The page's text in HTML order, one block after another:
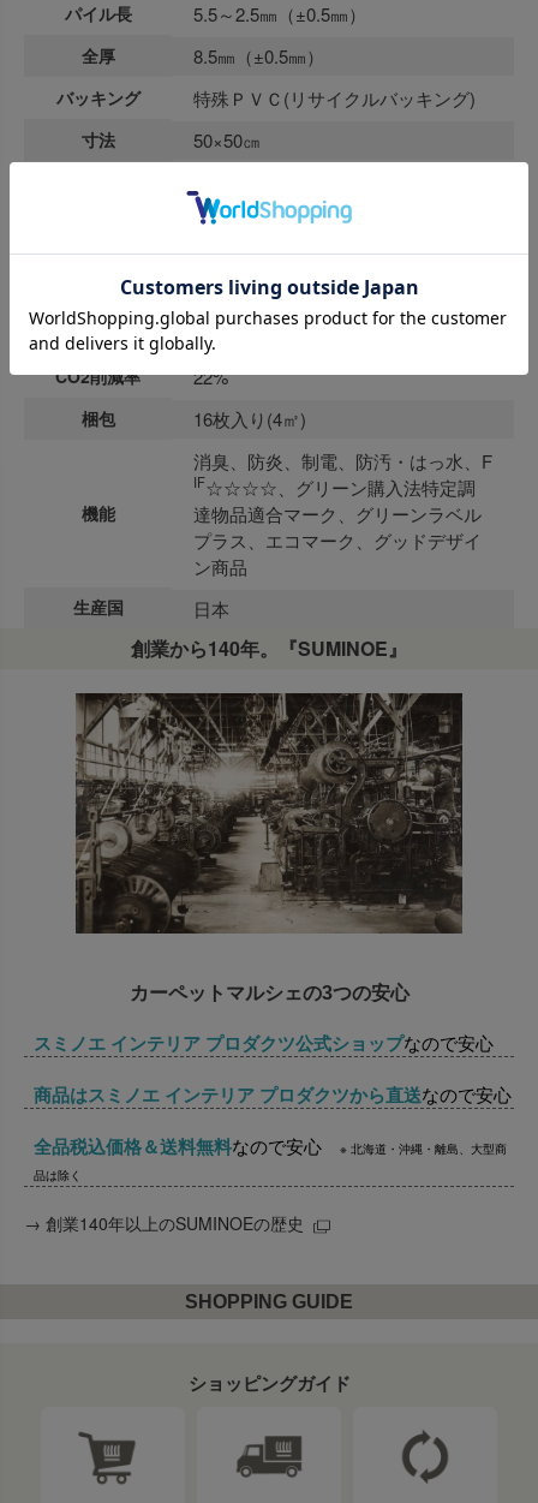
パイル長 5.5～2.5㎜（±0.5㎜）
全厚 8.5㎜（±0.5㎜）
バッキング 特殊ＰＶＣ(リサイクルバッキング)
寸法 50×50㎝
E2120350
合成底)
再生材比率 65%
CO2削減率 22%
梱包 16枚入り(4㎡)
機能
消臭、防炎、制電、防汚・はっ水、F
IF☆☆☆☆、グリーン購入法特定調
達物品適合マーク、グリーンラベル
プラス、エコマーク、グッドデザイ
ン商品
生産国 日本
創業から140年。『SUMINOE』
カーペットマルシェの3つの安心
スミノエ インテリア プロダクツ公式ショップなので安心
商品はスミノエ インテリア プロダクツから直送なので安心
全品税込価格＆送料無料なので安心
※ 北海道・沖縄・離島、大型商
品は除く
→ 創業140年以上のSUMINOEの歴史
SHOPPING GUIDE
ショッピングガイド